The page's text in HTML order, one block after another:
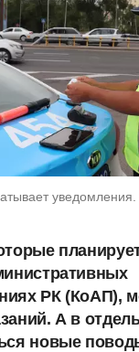
РК (КоАП),
А в
новые